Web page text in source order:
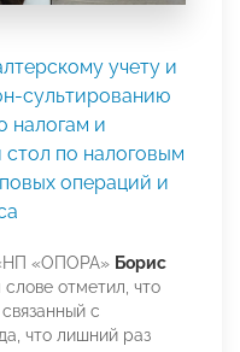
учету и
сультированию
налогам и
по налоговым
операций и
«ОПОРА» Борис
отметил, что
с
что лишний раз